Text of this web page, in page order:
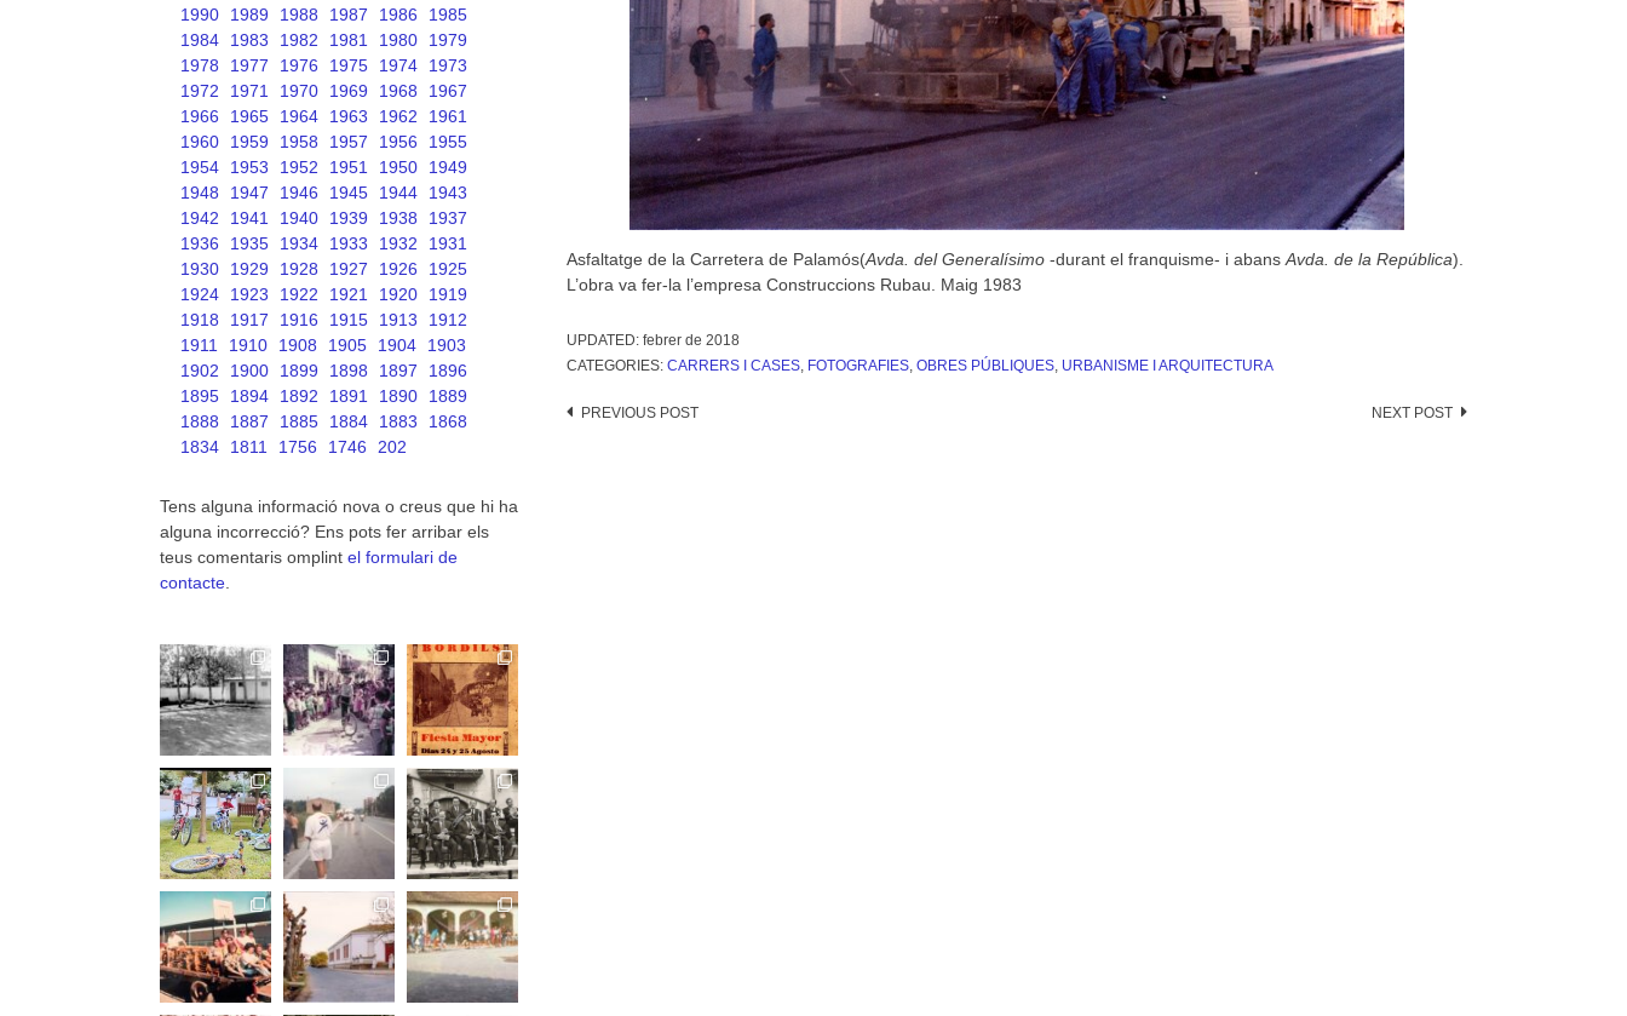
Asfaltatge de la Carretera de Palamós(Avda. del Generalísimo -durant el franquisme- i abansAvda. de la República).
L’obra va fer-la l’empresa Construccions Rubau. Maig 1983
UPDATED: febrer de 2018
CATEGORIES: CARRERS I CASES, FOTOGRAFIES, OBRES PÚBLIQUES, URBANISME I ARQUITECTURA
Post
PREVIOUS POST NEXT POST
1990
1989 1988 1987 1986
1985
1984
1983 1982 1981 1980
1979
1978
1977 1976 1975 1974
1973
1972
1971 1970 1969 1968
1967
1966
1965 1964 1963 1962
1961
1960
1959 1958 1957 1956
1955
1954
1953 1952 1951 1950
1949
1948
1947 1946 1945 1944
1943
1942
1941 1940 1939 1938
1937
1936
1935 1934 1933 1932
1931
1930
1929 1928 1927 1926
1925
1924
1923 1922 1921 1920
1919
1918
1917 1916 1915 1913
1912
1911
1910 1908 1905 1904
1903
1902
1900 1899 1898 1897
1896
1895
1894 1892 1891 1890
1889
1888
1887 1885 1884 1883
1868
1834
1811 1756 1746 202
Tens alguna informació nova o creus que hi ha
alguna incorrecció? Ens pots fer arribar els
teus comentaris omplint el formulari de
contacte